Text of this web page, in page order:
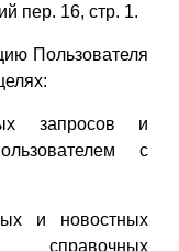
пер. 16, стр. 1.
Пользователя
запросов и
с
и новостных
справочных